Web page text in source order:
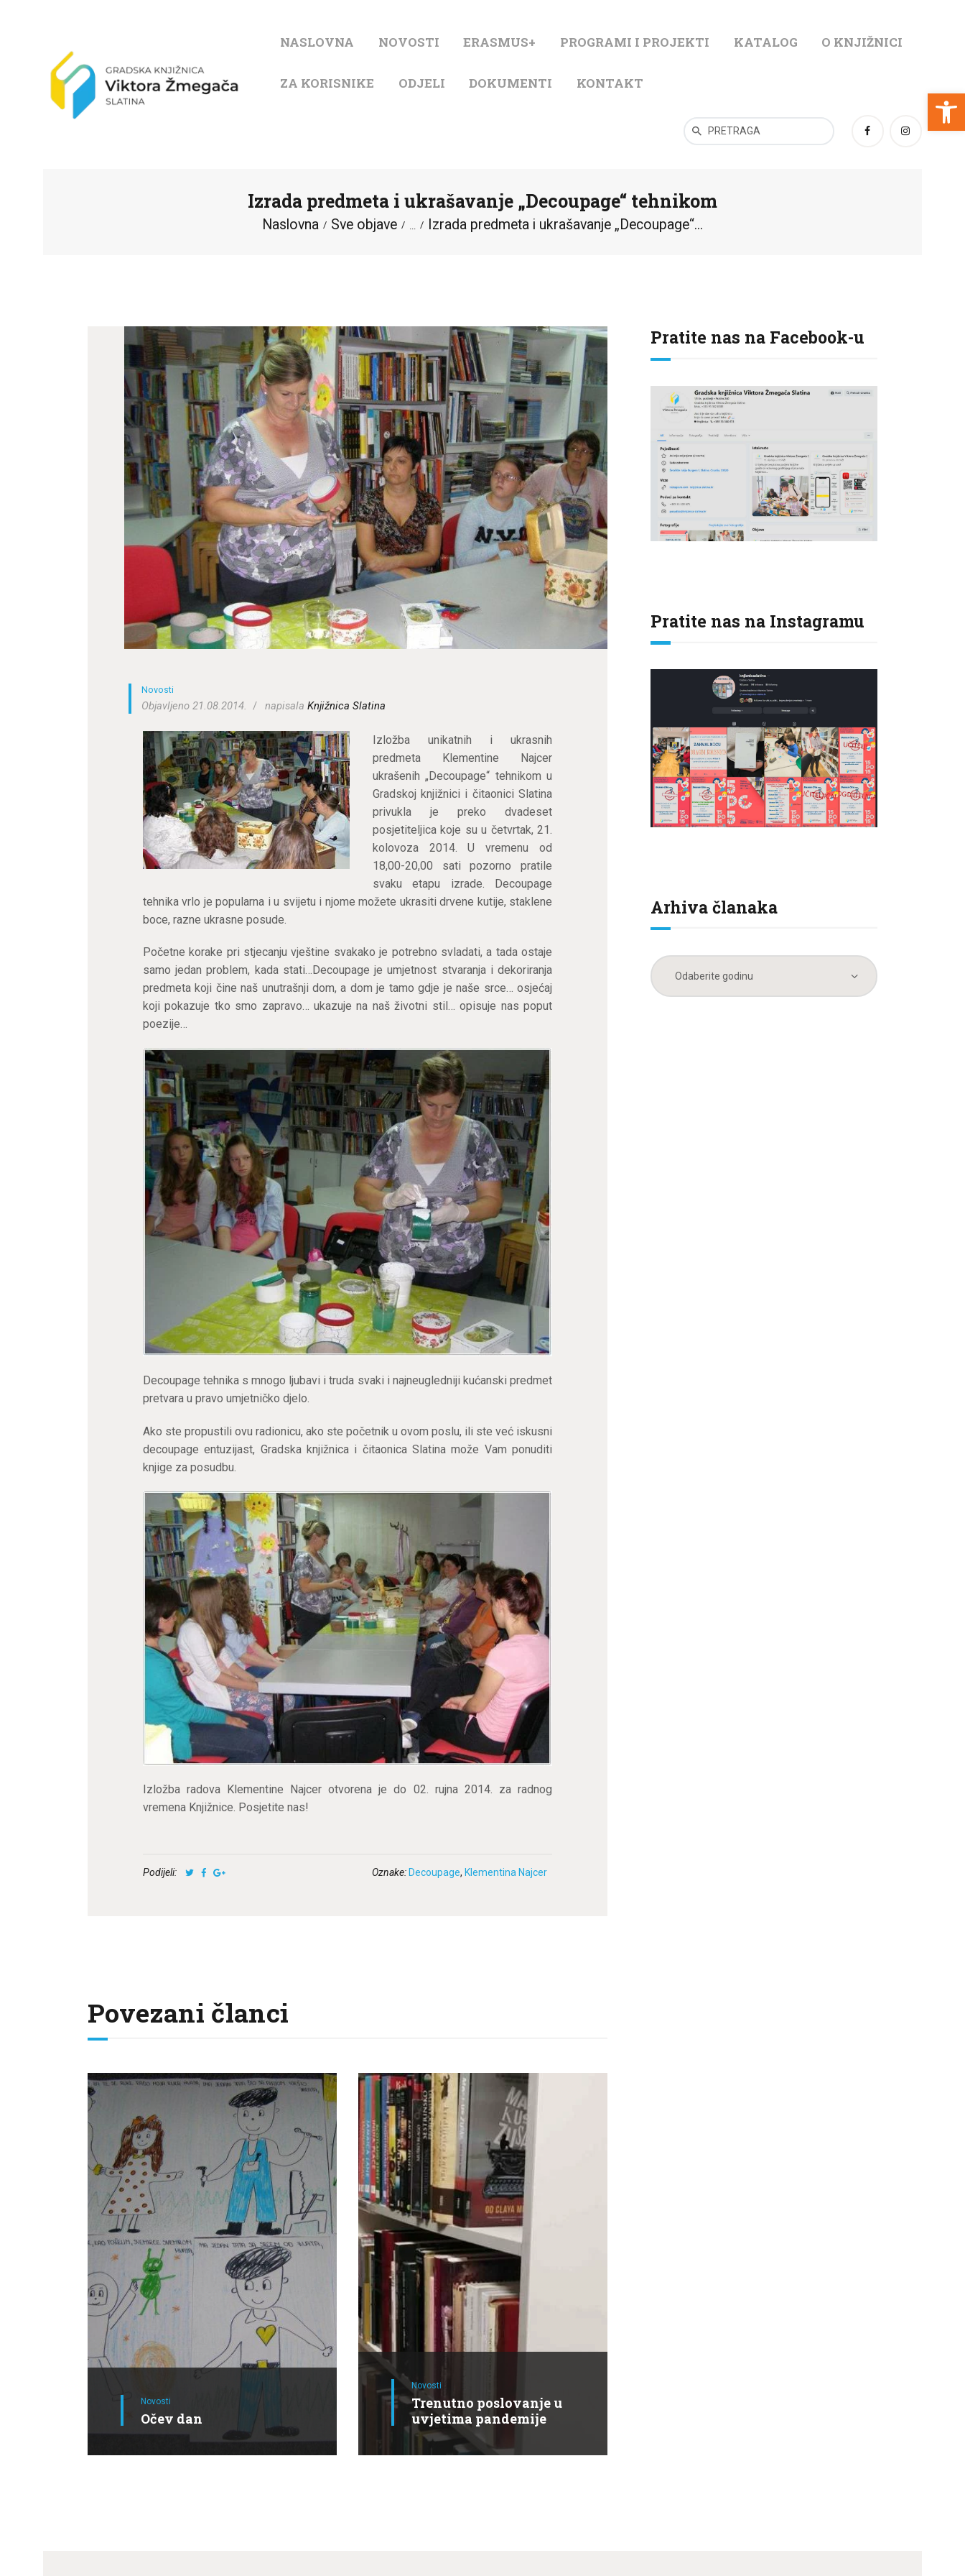
Open toolbar
NASLOVNA NOVOSTI ERASMUS+ PROGRAMI I PROJEKTI KATALOG O KNJIŽNICI
ZA KORISNIKE ODJELI DOKUMENTI KONTAKT
Izrada predmeta i ukrašavanje „Decoupage“ tehnikom
Naslovna Sve objave ... Izrada predmeta i ukrašavanje „Decoupage“...
KATALOG
ODJELI
DOKUMENTI
KONTAKT
Novosti
Objavljeno 21.08.2014. napisalaKnjižnica Slatina
Izložba unikatnih i ukrasnih
predmeta Klementine Najcer
ukrašenih „Decoupage“ tehnikom u
Gradskoj knjižnici i čitaonici Slatina
privukla je preko dvadeset
posjetiteljica koje su u četvrtak, 21.
kolovoza 2014. U vremenu od
18,00-20,00 sati pozorno pratile
svaku etapu izrade. Decoupage
tehnika vrlo je popularna i u svijetu i njome možete ukrasiti drvene kutije, staklene
boce, razne ukrasne posude.
Početne korake pri stjecanju vještine svakako je potrebno svladati, a tada ostaje
samo jedan problem, kada stati…Decoupage je umjetnost stvaranja i dekoriranja
predmeta koji čine naš unutrašnji dom, a dom je tamo gdje je naše srce… osjećaj
koji pokazuje tko smo zapravo… ukazuje na naš životni stil… opisuje nas poput
poezije…
Decoupage tehnika s mnogo ljubavi i truda svaki i najneugledniji kućanski predmet
pretvara u pravo umjetničko djelo.
Ako ste propustili ovu radionicu, ako ste početnik u ovom poslu, ili ste već iskusni
decoupage entuzijast, Gradska knjižnica i čitaonica Slatina može Vam ponuditi
knjige za posudbu.
Izložba radova Klementine Najcer otvorena je do 02. rujna 2014. za radnog
vremena Knjižnice. Posjetite nas!
Oznake: Decoupage, Klementina Najcer
Podijeli:
Povezani članci
Novosti
Očev dan
Novosti
Trenutno poslovanje u
uvjetima pandemije
Pratite nas na Facebook-u
Pratite nas na Instagramu
Arhiva članaka